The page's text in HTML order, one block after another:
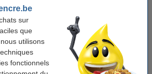
sur
que
utilisons
fonctionnels
également
poubelle à lien coulissant pour
à pédale 35 litres (10 pièces)